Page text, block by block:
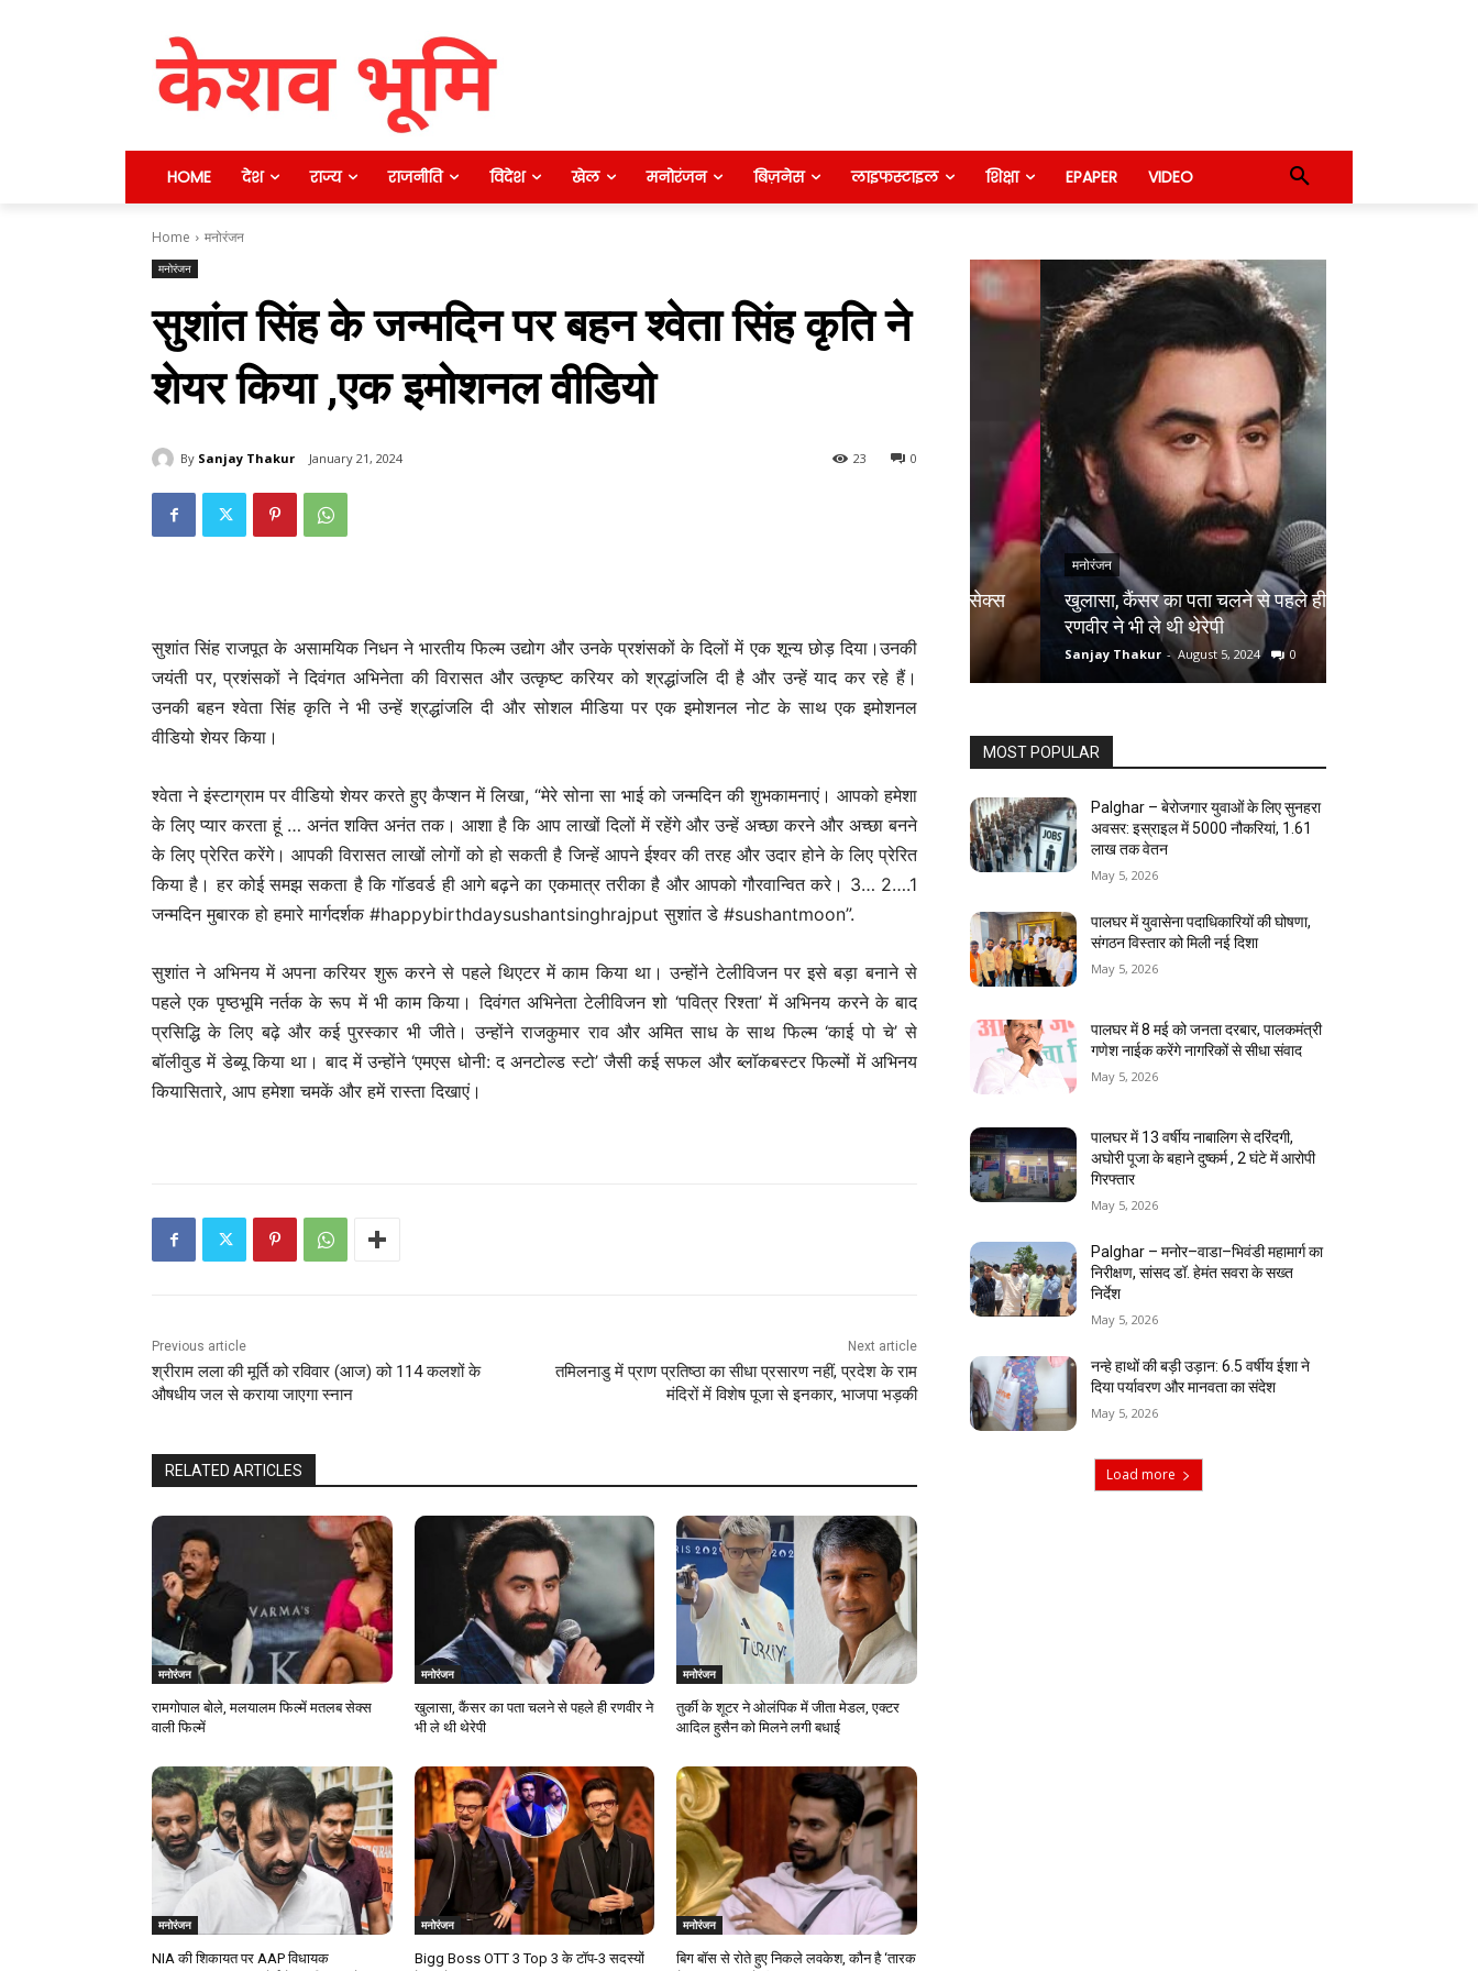
HOME देश राज्य राजनीति विदेश खेल मनोरंजन बिज़नेस लाइफस्टाइल शिक्षा EPAPER VIDEO
Home मनोरंजन
मनोरंजन
सुशांत सिंह के जन्मदिन पर बहन श्वेता सिंह कृति ने
शेयर किया ,एक इमोशनल वीडियो
By Sanjay Thakur January 21, 2024 0
23
सुशांत सिंह राजपूत के असामयिक निधन ने भारतीय फिल्म उद्योग और उनके प्रशंसकों के दिलों में एक शून्य छोड़ दिया।उनकी
जयंती पर, प्रशंसकों ने दिवंगत अभिनेता की विरासत और उत्कृष्ट करियर को श्रद्धांजलि दी है और उन्हें याद कर रहे हैं।
उनकी बहन श्वेता सिंह कृति ने भी उन्हें श्रद्धांजलि दी और सोशल मीडिया पर एक इमोशनल नोट के साथ एक इमोशनल
वीडियो शेयर किया।
श्वेता ने इंस्टाग्राम पर वीडियो शेयर करते हुए कैप्शन में लिखा, “मेरे सोना सा भाई को जन्मदिन की शुभकामनाएं। आपको हमेशा
के लिए प्यार करता हूं … अनंत शक्ति अनंत तक। आशा है कि आप लाखों दिलों में रहेंगे और उन्हें अच्छा करने और अच्छा बनने
के लिए प्रेरित करेंगे। आपकी विरासत लाखों लोगों को हो सकती है जिन्हें आपने ईश्वर की तरह और उदार होने के लिए प्रेरित
किया है। हर कोई समझ सकता है कि गॉडवर्ड ही आगे बढ़ने का एकमात्र तरीका है और आपको गौरवान्वित करे। 3… 2….1
जन्मदिन मुबारक हो हमारे मार्गदर्शक #happybirthdaysushantsinghrajput सुशांत डे #sushantmoon”.
सुशांत ने अभिनय में अपना करियर शुरू करने से पहले थिएटर में काम किया था। उन्होंने टेलीविजन पर इसे बड़ा बनाने से
पहले एक पृष्ठभूमि नर्तक के रूप में भी काम किया। दिवंगत अभिनेता टेलीविजन शो ‘पवित्र रिश्ता’ में अभिनय करने के बाद
प्रसिद्धि के लिए बढ़े और कई पुरस्कार भी जीते। उन्होंने राजकुमार राव और अमित साध के साथ फिल्म ‘काई पो चे’ से
बॉलीवुड में डेब्यू किया था। बाद में उन्होंने ‘एमएस धोनी: द अनटोल्ड स्टो’ जैसी कई सफल और ब्लॉकबस्टर फिल्मों में अभिनय
कियासितारे, आप हमेशा चमकें और हमें रास्ता दिखाएं।
Previous article
श्रीराम लला की मूर्ति को रविवार (आज) को 114 कलशों के
औषधीय जल से कराया जाएगा स्‍नान
Next article
तमिलनाडु में प्राण प्रतिष्ठा का सीधा प्रसारण नहीं, प्रदेश के राम
मंदिरों में विशेष पूजा से इनकार, भाजपा भड़की
RELATED ARTICLES
मनोरंजन
रामगोपाल बोले, मलयालम फिल्में मतलब सेक्स
वाली फिल्में
मनोरंजन
खुलासा, कैंसर का पता चलने से पहले ही रणवीर ने
भी ले थी थेरेपी
मनोरंजन
तुर्की के शूटर ने ओलंपिक में जीता मेडल, एक्टर
आदिल हुसैन को मिलने लगी बधाई
मनोरंजन
NIA की शिकायत पर AAP विधायक
मनोरंजन
Bigg Boss OTT 3 Top 3 के टॉप-3 सदस्यों
मनोरंजन
बिग बॉस से रोते हुए निकले लवकेश, कौन है ‘तारक
Sanjay Thakur - August 5, 2024 0
खुलासा, कैंसर का पता चलने से पहले ही
रणवीर ने भी ले थी थेरेपी
Sanjay Thakur - August 5, 2024 0
MOST POPULAR
Palghar – बेरोजगार युवाओं के लिए सुनहरा
अवसर: इस्राइल में 5000 नौकरियां, ₹1.61
लाख तक वेतन
May 5, 2026
पालघर में युवासेना पदाधिकारियों की घोषणा,
संगठन विस्तार को मिली नई दिशा
May 5, 2026
पालघर में 8 मई को जनता दरबार, पालकमंत्री
गणेश नाईक करेंगे नागरिकों से सीधा संवाद
May 5, 2026
पालघर में 13 वर्षीय नाबालिग से दरिंदगी,
अघोरी पूजा के बहाने दुष्कर्म , 2 घंटे में आरोपी
गिरफ्तार
May 5, 2026
Palghar – मनोर–वाडा–भिवंडी महामार्ग का
निरीक्षण, सांसद डॉ. हेमंत सवरा के सख्त
निर्देश
May 5, 2026
नन्हे हाथों की बड़ी उड़ान: 6.5 वर्षीय ईशा ने
दिया पर्यावरण और मानवता का संदेश
May 5, 2026
Load more